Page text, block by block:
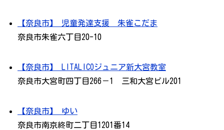
【奈良市】 児童発達支援 朱雀こだま
奈良市朱雀六丁目20-10
【奈良市】 LITALICOジュニア新大宮教室
奈良市大宮町四丁目266－1 三和大宮ビル201
【奈良市】 ゆい
奈良市南京終町二丁目1201番14